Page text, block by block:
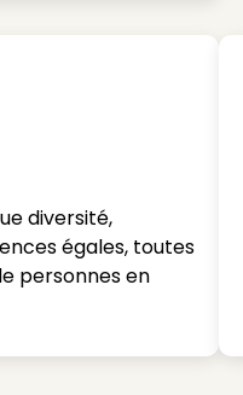
diversité,
égales, toutes
personnes en